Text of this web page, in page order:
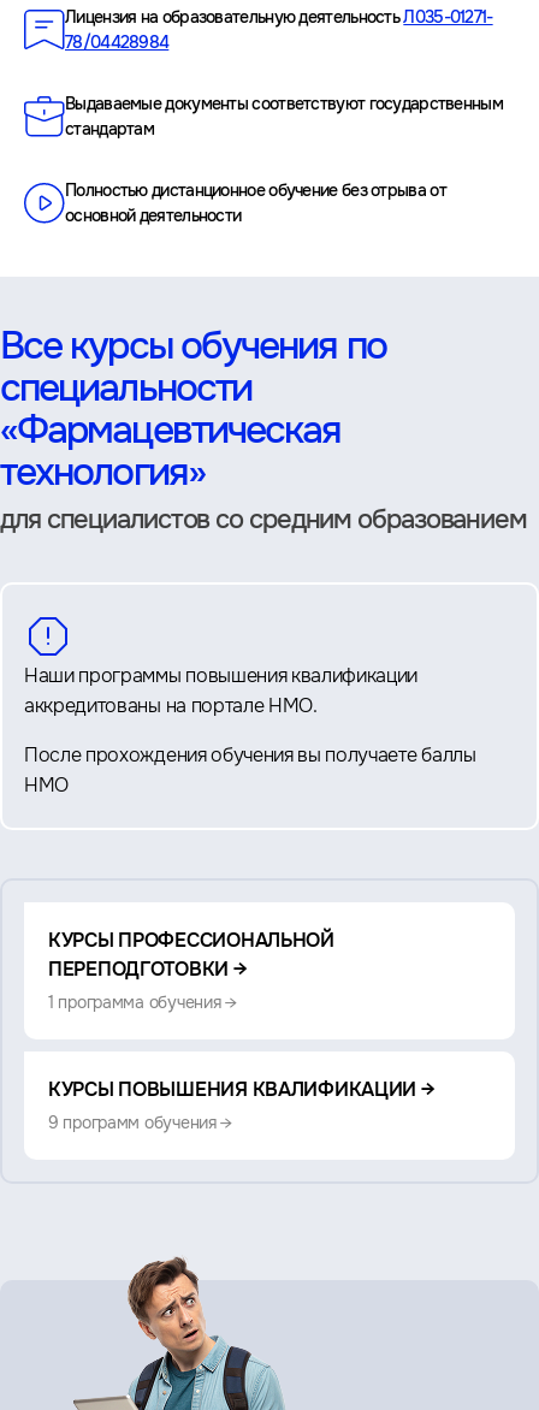
Лицензия на образовательную деятельностьЛ035-01271-
78/04428984
Выдаваемые документы соответствуют государственным
стандартам
Полностью дистанционное обучение без отрыва от
основной деятельности
Все курсы обучения по
специальности
«Фармацевтическая
технология»
для специалистов со средним образованием
Наши программы повышения квалификации
аккредитованы на портале НМО.
После прохождения обучения вы получаете баллы
НМО
Смотрите
также:
КУРСЫ ПРОФЕССИОНАЛЬНОЙ
ПЕРЕПОДГОТОВКИ →
1 программа обучения →
КУРСЫ ПОВЫШЕНИЯ КВАЛИФИКАЦИИ →
9 программ обучения →